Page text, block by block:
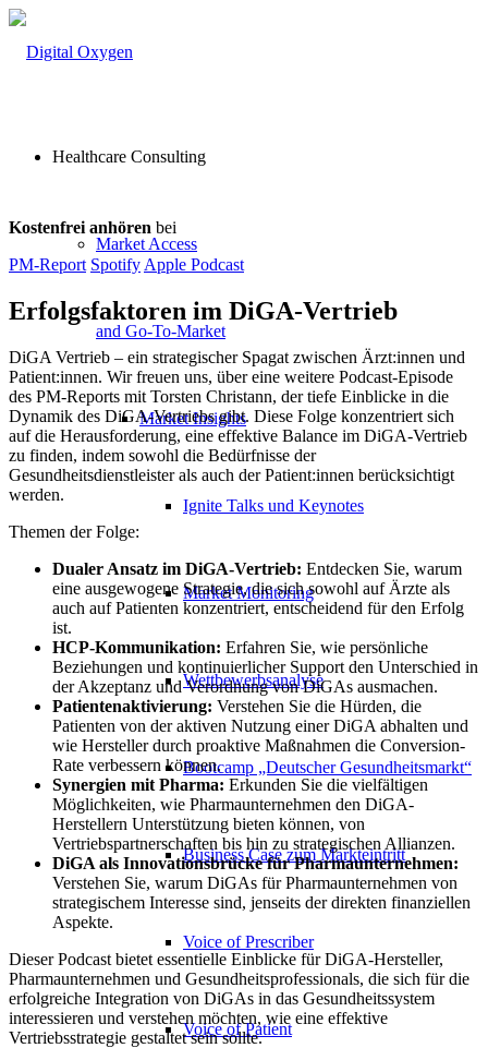
Healthcare Consulting
Market Access
and Go-To-Market
Market Insights
Ignite Talks und Keynotes
Market Monitoring
Wettbewerbsanalyse
Bootcamp „Deutscher Gesundheitsmarkt“
Business Case zum Markteintritt
Voice of Prescriber
Voice of Patient
Kostenfrei anhören bei
PM-Report Spotify Apple Podcast
Erfolgsfaktoren im DiGA-Vertrieb
DiGA Vertrieb – ein strategischer Spagat zwischen Ärzt:innen und
Patient:innen. Wir freuen uns, über eine weitere Podcast-Episode
des PM-Reports mit Torsten Christann, der tiefe Einblicke in die
Dynamik des DiGA-Vertriebs gibt. Diese Folge konzentriert sich
auf die Herausforderung, eine effektive Balance im DiGA-Vertrieb
zu finden, indem sowohl die Bedürfnisse der
Gesundheitsdienstleister als auch der Patient:innen berücksichtigt
werden.
Themen der Folge:
Dualer Ansatz im DiGA-Vertrieb: Entdecken Sie, warum
eine ausgewogene Strategie, die sich sowohl auf Ärzte als
auch auf Patienten konzentriert, entscheidend für den Erfolg
ist.
HCP-Kommunikation: Erfahren Sie, wie persönliche
Beziehungen und kontinuierlicher Support den Unterschied in
der Akzeptanz und Verordnung von DiGAs ausmachen.
Patientenaktivierung: Verstehen Sie die Hürden, die
Patienten von der aktiven Nutzung einer DiGA abhalten und
wie Hersteller durch proaktive Maßnahmen die Conversion-
Rate verbessern können.
Synergien mit Pharma: Erkunden Sie die vielfältigen
Möglichkeiten, wie Pharmaunternehmen den DiGA-
Herstellern Unterstützung bieten können, von
Vertriebspartnerschaften bis hin zu strategischen Allianzen.
DiGA als Innovationsbrücke für Pharmaunternehmen:
Verstehen Sie, warum DiGAs für Pharmaunternehmen von
strategischem Interesse sind, jenseits der direkten finanziellen
Aspekte.
Dieser Podcast bietet essentielle Einblicke für DiGA-Hersteller,
Pharmaunternehmen und Gesundheitsprofessionals, die sich für die
erfolgreiche Integration von DiGAs in das Gesundheitssystem
interessieren und verstehen möchten, wie eine effektive
Vertriebsstrategie gestaltet sein sollte.